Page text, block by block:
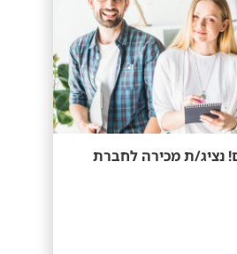
נציג/ת מכירה לחברת